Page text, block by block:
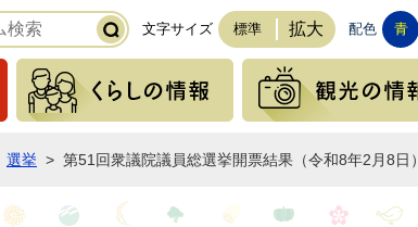
文字サイズ 標準 拡大 配色 青
緊急の情報 くらしの情報
選挙 > 第51回衆議院議員総選挙開票結果（令和8年2月8日）